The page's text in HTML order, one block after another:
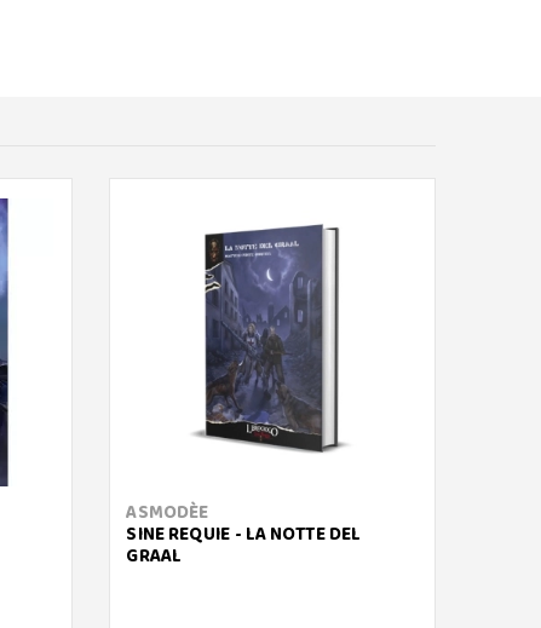
ASMODÈE
SINE REQUIE - LA NOTTE DEL
GRAAL